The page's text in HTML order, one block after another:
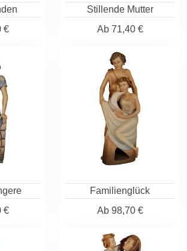
€
Stillende Mutter
Ab71,40 €
€
Familienglück
Ab98,70 €